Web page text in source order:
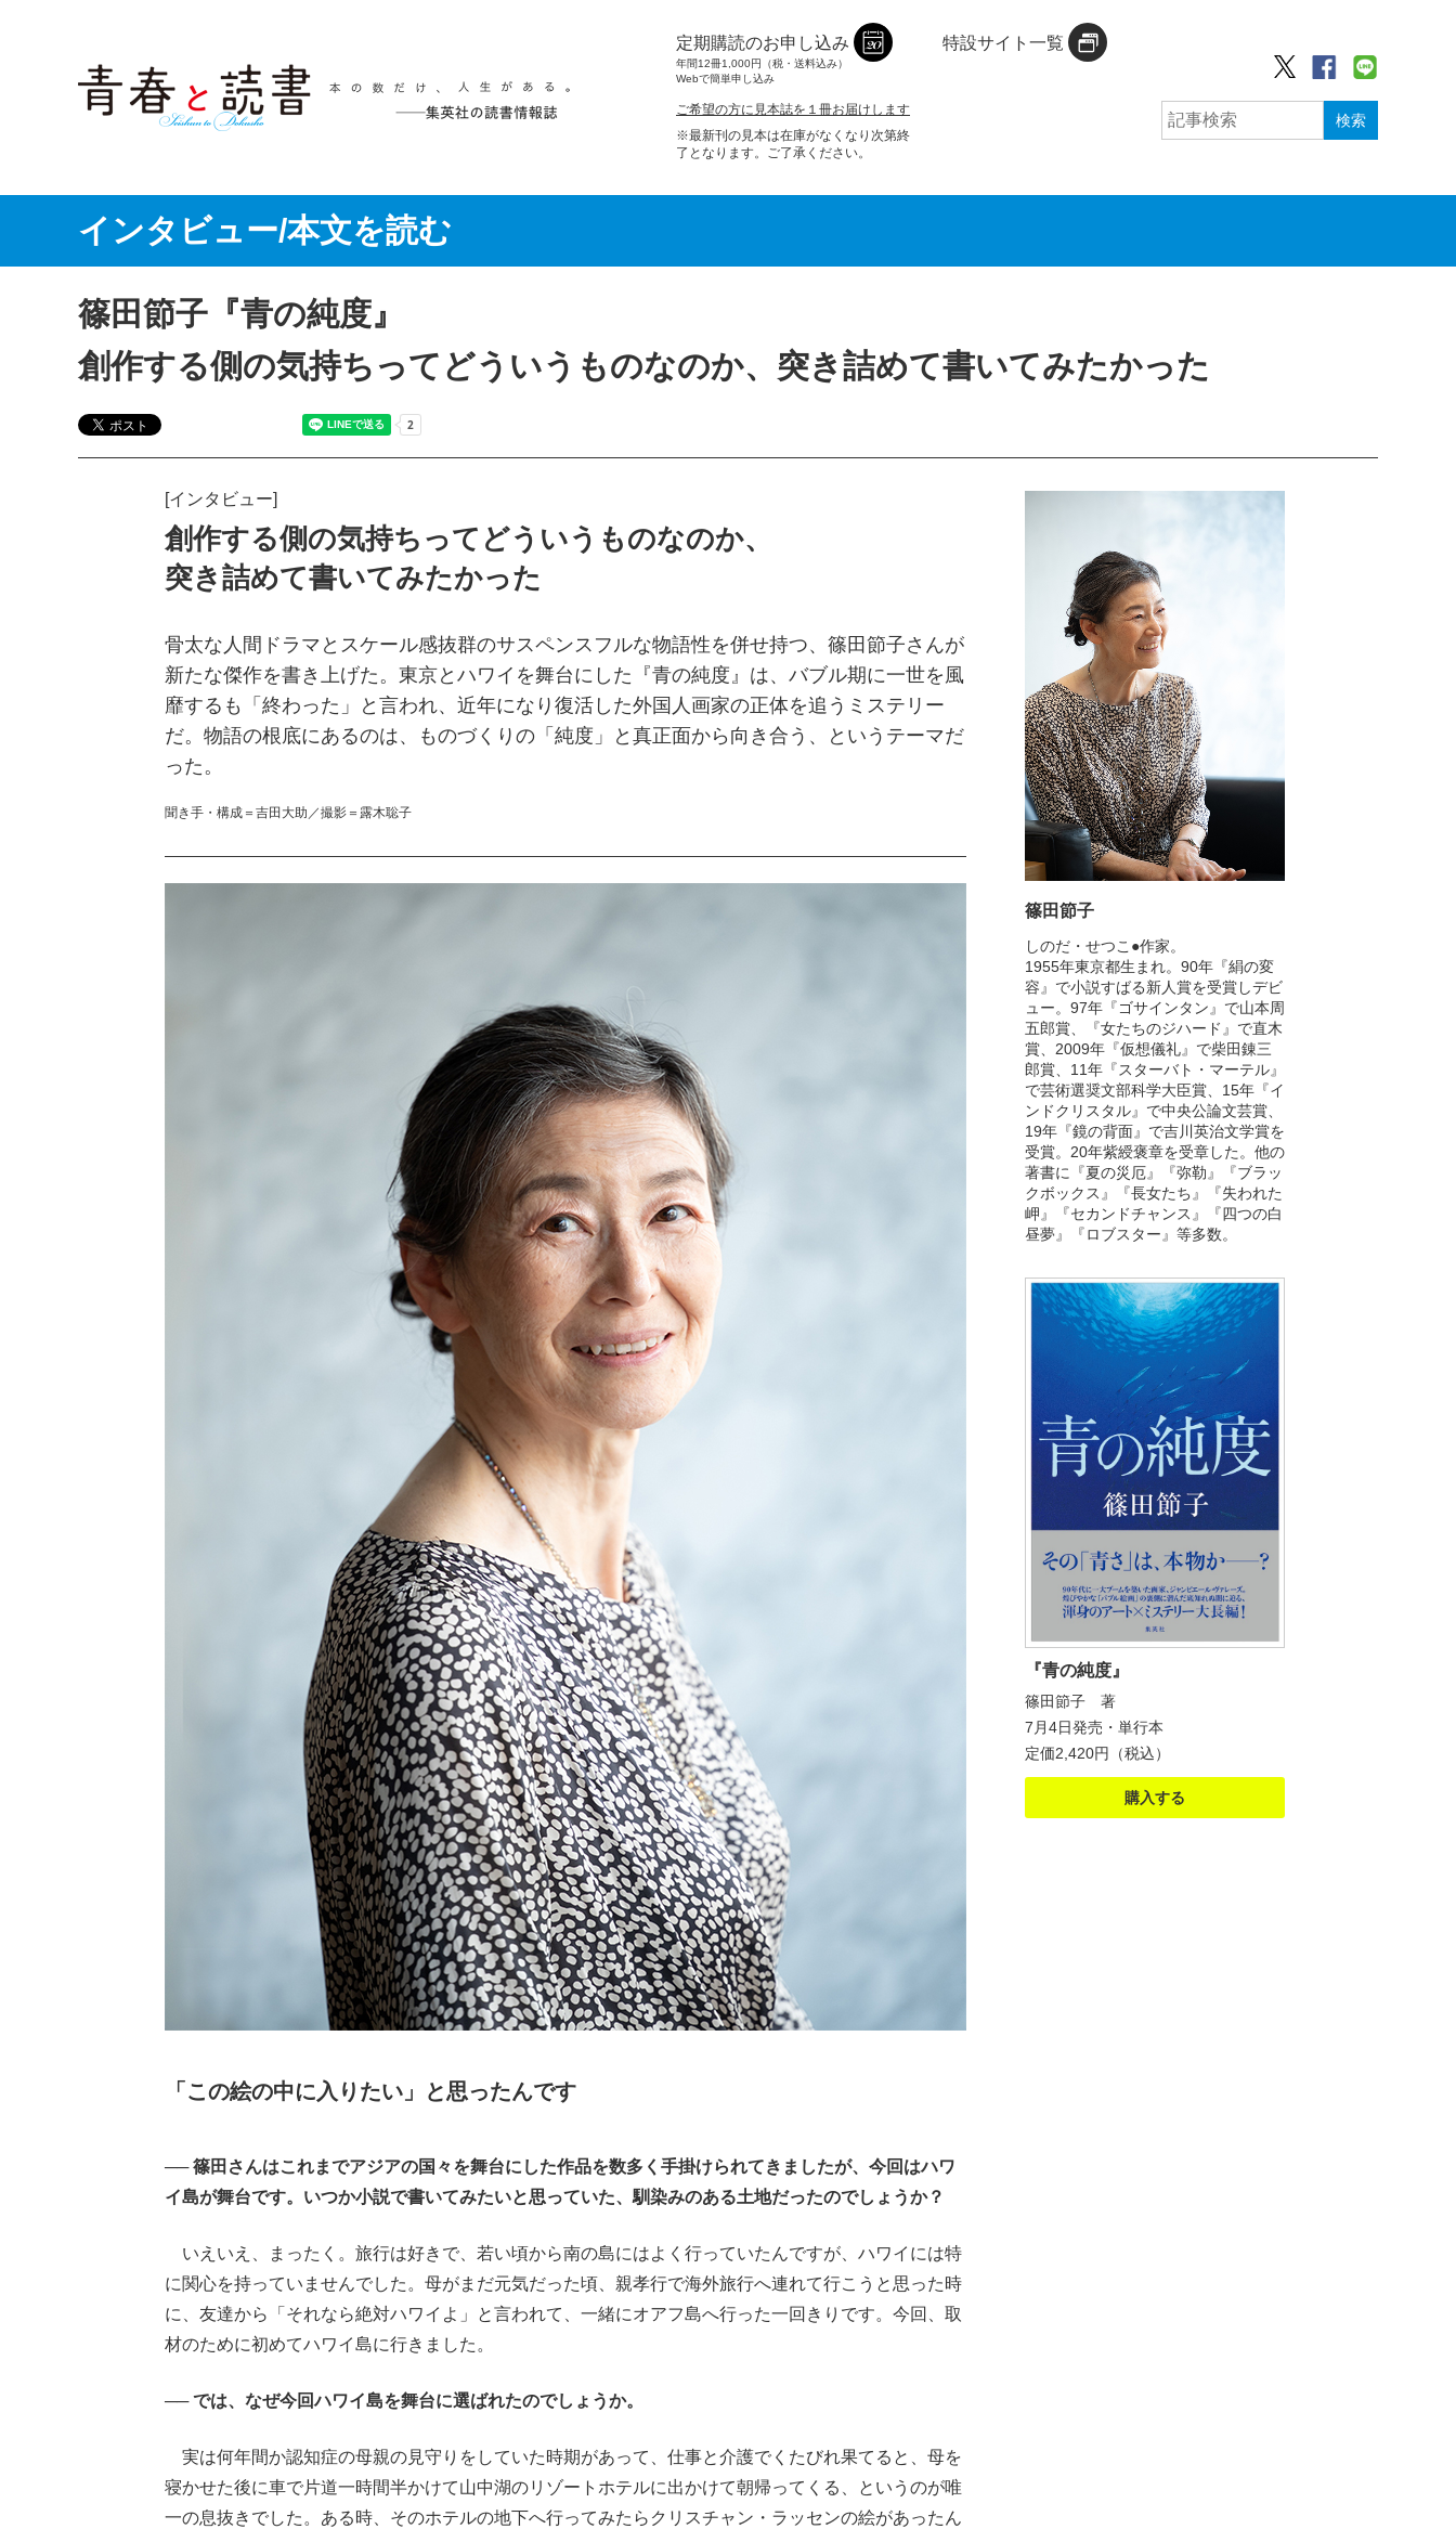
定期購読のお申し込み
年間12冊1,000円（税・送料込み）
Webで簡単申し込み
ご希望の方に見本誌を１冊お届けします
※最新刊の見本は在庫がなくなり次第終
了となります。ご了承ください。
特設サイト一覧
検索
インタビュー/本文を読む
篠田節子『青の純度』
創作する側の気持ちってどういうものなのか、突き詰めて書いてみたかった
[インタビュー]
創作する側の気持ちってどういうものなのか、
突き詰めて書いてみたかった
骨太な人間ドラマとスケール感抜群のサスペンスフルな物語性を併せ持つ、篠田節子さんが
新たな傑作を書き上げた。東京とハワイを舞台にした『青の純度』は、バブル期に一世を風
靡するも「終わった」と言われ、近年になり復活した外国人画家の正体を追うミステリー
だ。物語の根底にあるのは、ものづくりの「純度」と真正面から向き合う、というテーマだ
った。
聞き手・構成＝吉田大助／撮影＝露木聡子
「この絵の中に入りたい」と思ったんです
── 篠田さんはこれまでアジアの国々を舞台にした作品を数多く手掛けられてきましたが、今回はハワ
イ島が舞台です。いつか小説で書いてみたいと思っていた、馴染みのある土地だったのでしょうか？
いえいえ、まったく。旅行は好きで、若い頃から南の島にはよく行っていたんですが、ハワイには特
に関心を持っていませんでした。母がまだ元気だった頃、親孝行で海外旅行へ連れて行こうと思った時
に、友達から「それなら絶対ハワイよ」と言われて、一緒にオアフ島へ行った一回きりです。今回、取
材のために初めてハワイ島に行きました。
── では、なぜ今回ハワイ島を舞台に選ばれたのでしょうか。
実は何年間か認知症の母親の見守りをしていた時期があって、仕事と介護でくたびれ果てると、母を
寝かせた後に車で片道一時間半かけて山中湖のリゾートホテルに出かけて朝帰ってくる、というのが唯
一の息抜きでした。ある時、そのホテルの地下へ行ってみたらクリスチャン・ラッセンの絵があったん
篠田節子
しのだ・せつこ●作家。
1955年東京都生まれ。90年『絹の変
容』で小説すばる新人賞を受賞しデビ
ュー。97年『ゴサインタン』で山本周
五郎賞、『女たちのジハード』で直木
賞、2009年『仮想儀礼』で柴田錬三
郎賞、11年『スターバト・マーテル』
で芸術選奨文部科学大臣賞、15年『イ
ンドクリスタル』で中央公論文芸賞、
19年『鏡の背面』で吉川英治文学賞を
受賞。20年紫綬褒章を受章した。他の
著書に『夏の災厄』『弥勒』『ブラッ
クボックス』『長女たち』『失われた
岬』『セカンドチャンス』『四つの白
昼夢』『ロブスター』等多数。
『青の純度』
篠田節子 著
7月4日発売・単行本
定価2,420円（税込）
購入する